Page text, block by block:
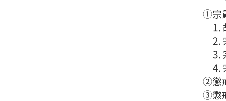
①宗
1.
2.
3.
4.
②懲
③懲